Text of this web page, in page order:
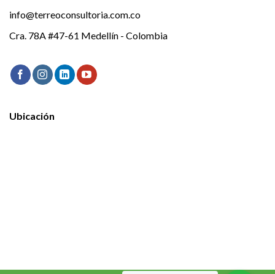
info@terreoconsultoria.com.co
Cra. 78A #47-61 Medellín - Colombia
Ubicación